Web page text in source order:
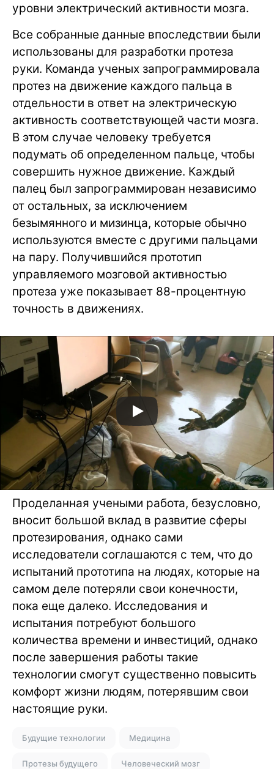
уровни электрический активности мозга.
Все собранные данные впоследствии были
использованы для разработки протеза
руки. Команда ученых запрограммировала
протез на движение каждого пальца в
отдельности в ответ на электрическую
активность соответствующей части мозга.
В этом случае человеку требуется
подумать об определенном пальце, чтобы
совершить нужное движение. Каждый
палец был запрограммирован независимо
от остальных, за исключением
безымянного и мизинца, которые обычно
используются вместе с другими пальцами
на пару. Получившийся прототип
управляемого мозговой активностью
протеза уже показывает 88-процентную
точность в движениях.
Проделанная учеными работа, безусловно,
вносит большой вклад в развитие сферы
протезирования, однако сами
исследователи соглашаются с тем, что до
испытаний прототипа на людях, которые на
самом деле потеряли свои конечности,
пока еще далеко. Исследования и
испытания потребуют большого
количества времени и инвестиций, однако
после завершения работы такие
технологии смогут существенно повысить
комфорт жизни людям, потерявшим свои
настоящие руки.
Будущие технологии Медицина
Протезы будущего Человеческий мозг